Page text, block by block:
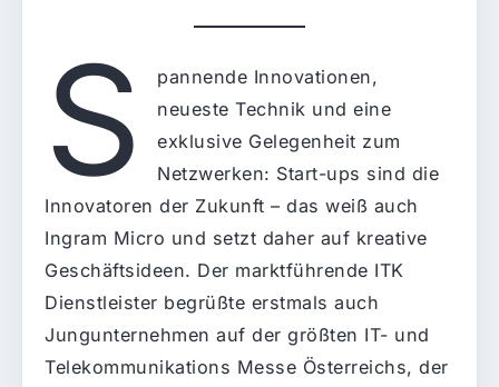
S
pannende Innovationen,
neueste Technik und eine
exklusive Gelegenheit zum
Netzwerken: Start-ups sind die
Innovatoren der Zukunft – das weiß auch
Ingram Micro und setzt daher auf kreative
Geschäftsideen. Der marktführende ITK
Dienstleister begrüßte erstmals auch
Jungunternehmen auf der größten IT- und
Telekommunikations Messe Österreichs, der